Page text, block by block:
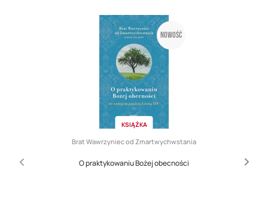
Nowość
KSIĄŻKA
Brat Wawrzyniec od Zmartwychwstania
O praktykowaniu Bożej obecności